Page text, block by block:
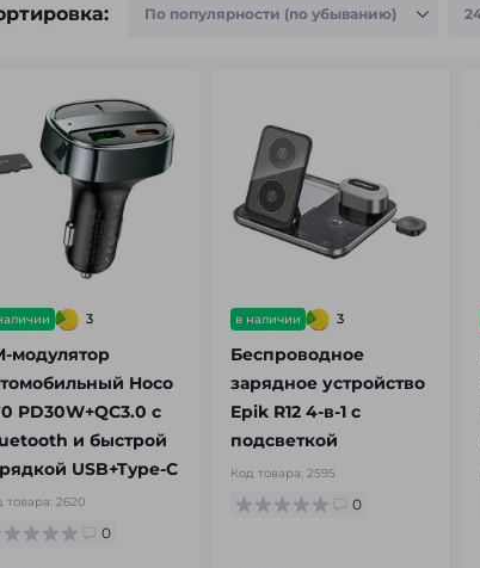
3
модулятор
Hoco
PD30W+QC3.0 с
и быстрой
USB+Type-C
товара: 2620
0
в наличии 3
Беспроводное
зарядное устройство
Epik R12 4-в-1 с
подсветкой
Код товара: 2595
0